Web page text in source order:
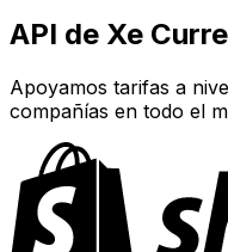
API de Xe
Apoyamos tarifas a
compañías en todo el